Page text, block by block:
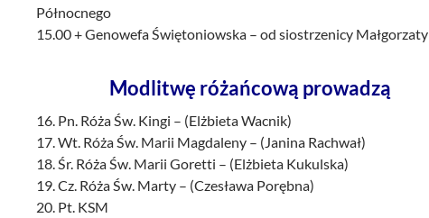
Północnego
15.00 + Genowefa Świętoniowska – od siostrzenicy Małgorzaty
Modlitwę różańcową prowadzą
16. Pn. Róża Św. Kingi – (Elżbieta Wacnik)
17. Wt. Róża Św. Marii Magdaleny – (Janina Rachwał)
18. Śr. Róża Św. Marii Goretti – (Elżbieta Kukulska)
19. Cz. Róża Św. Marty – (Czesława Porębna)
20. Pt. KSM